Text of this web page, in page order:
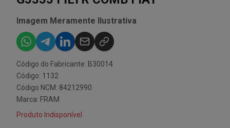
Imagem Meramente Ilustrativa
Código do Fabricante: B30014
Código: 1132
Código NCM: 84212990
Marca: FRAM
Produto Indisponível